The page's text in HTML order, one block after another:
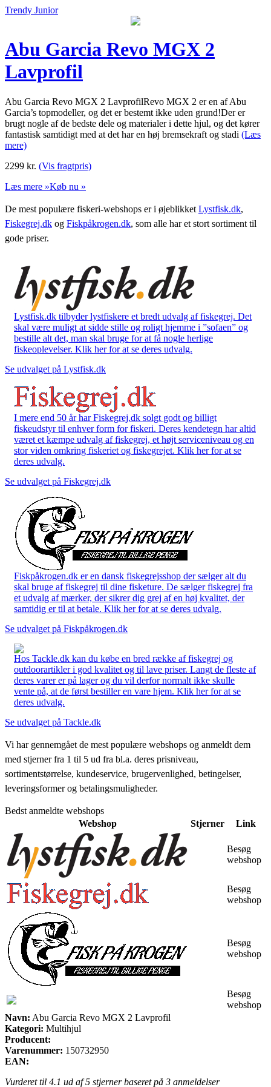
Trendy Junior
Abu Garcia Revo MGX 2
Lavprofil
Abu Garcia Revo MGX 2 LavprofilRevo MGX 2 er en af Abu
Garcia’s topmodeller, og det er bestemt ikke uden grund!Der er
brugt nogle af de bedste dele og materialer i dette hjul, og det kører
fantastisk samtidigt med at det har en høj bremsekraft og stadi (Læs
mere)
2299 kr. (Vis fragtpris)
Læs mere »Køb nu »
De mest populære fiskeri-webshops er i øjeblikket Lystfisk.dk,
Fiskegrej.dk og Fiskpåkrogen.dk, som alle har et stort sortiment til
gode priser.
Lystfisk.dk tilbyder lystfiskere et bredt udvalg af fiskegrej. Det
skal være muligt at sidde stille og roligt hjemme i ”sofaen” og
bestille alt det, man skal bruge for at få nogle herlige
fiskeoplevelser. Klik her for at se deres udvalg.
Se udvalget på Lystfisk.dk
I mere end 50 år har Fiskegrej.dk solgt godt og billigt
fiskeudstyr til enhver form for fiskeri. Deres kendetegn har altid
været et kæmpe udvalg af fiskegrej, et højt serviceniveau og en
stor viden omkring fiskeriet og fiskegrejet. Klik her for at se
deres udvalg.
Se udvalget på Fiskegrej.dk
Fiskpåkrogen.dk er en dansk fiskegrejsshop der sælger alt du
skal bruge af fiskegrej til dine fisketure. De sælger fiskegrej fra
et udvalg af mærker, der sikrer dig grej af en høj kvalitet, der
samtidig er til at betale. Klik her for at se deres udvalg.
Se udvalget på Fiskpåkrogen.dk
Hos Tackle.dk kan du købe en bred række af fiskegrej og
outdoorartikler i god kvalitet og til lave priser. Langt de fleste af
deres varer er på lager og du vil derfor normalt ikke skulle
vente på, at de først bestiller en vare hjem. Klik her for at se
deres udvalg.
Se udvalget på Tackle.dk
Vi har gennemgået de mest populære webshops og anmeldt dem
med stjerner fra 1 til 5 ud fra bl.a. deres prisniveau,
sortimentstørrelse, kundeservice, brugervenlighed, betingelser,
leveringsformer og betalingsmuligheder.
Bedst anmeldte webshops
Webshop
Stjerner Link
Besøg
webshop
Besøg
webshop
Besøg
webshop
Besøg
webshop
Navn: Abu Garcia Revo MGX 2 Lavprofil
Kategori: Multihjul
Producent:
Varenummer: 150732950
EAN:
Vurderet til 4.1 ud af 5 stjerner baseret på 3 anmeldelser